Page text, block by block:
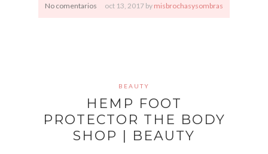
No comentarios oct 13, 2017 by misbrochasysombras
BEAUTY
HEMP FOOT
PROTECTOR THE BODY
SHOP | BEAUTY